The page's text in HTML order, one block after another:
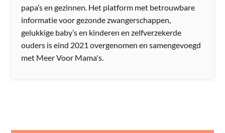
papa’s en gezinnen. Het platform met betrouwbare
informatie voor gezonde zwangerschappen,
gelukkige baby’s en kinderen en zelfverzekerde
ouders is eind 2021 overgenomen en samengevoegd
met Meer Voor Mama's.